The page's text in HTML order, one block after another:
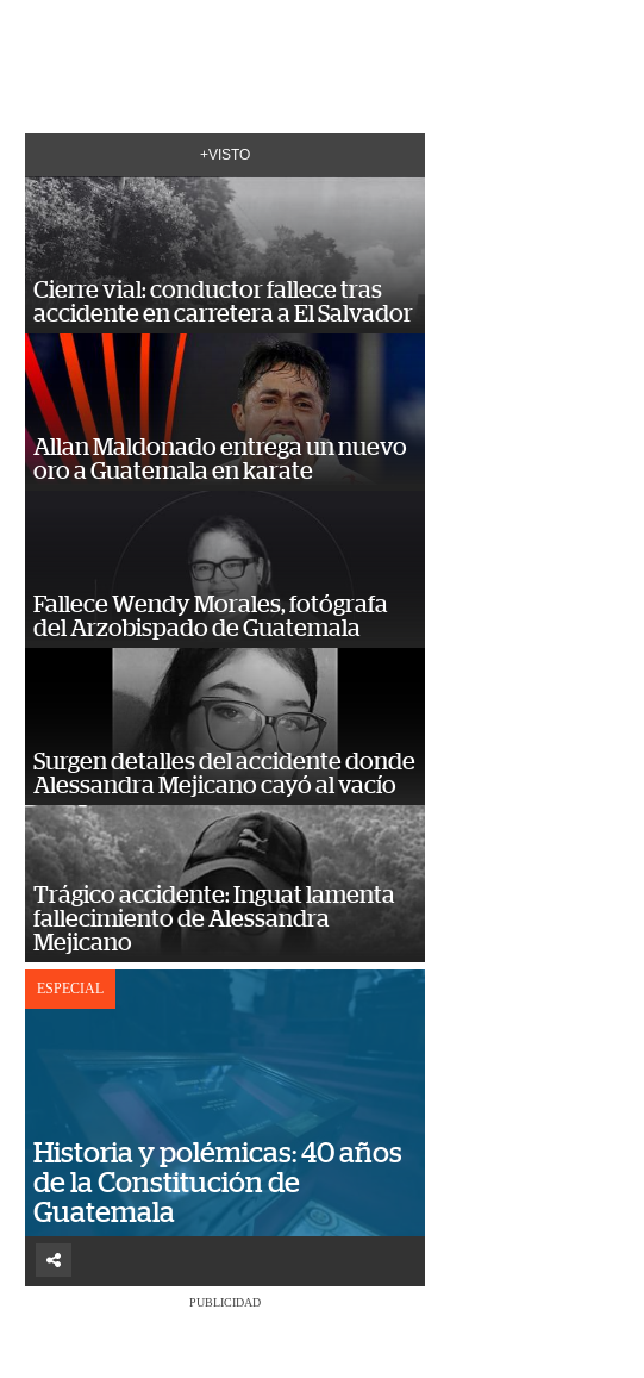
+VISTO
Cierre vial: conductor fallece tras
accidente en carretera a El Salvador
Allan Maldonado entrega un nuevo
oro a Guatemala en karate
Fallece Wendy Morales, fotógrafa
del Arzobispado de Guatemala
Surgen detalles del accidente donde
Alessandra Mejicano cayó al vacío
Trágico accidente: Inguat lamenta
fallecimiento de Alessandra
Mejicano
ESPECIAL
Historia y polémicas: 40 años
de la Constitución de
Guatemala
PUBLICIDAD